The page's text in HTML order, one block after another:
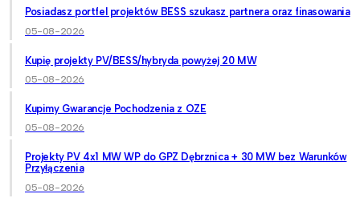
Posiadasz portfel projektów BESS szukasz partnera oraz finasowania
05-08-2026
Kupię projekty PV/BESS/hybryda powyżej 20 MW
05-08-2026
Kupimy Gwarancje Pochodzenia z OZE
05-08-2026
Projekty PV 4x1 MW WP do GPZ Dębrznica + 30 MW bez Warunków
Przyłączenia
05-08-2026